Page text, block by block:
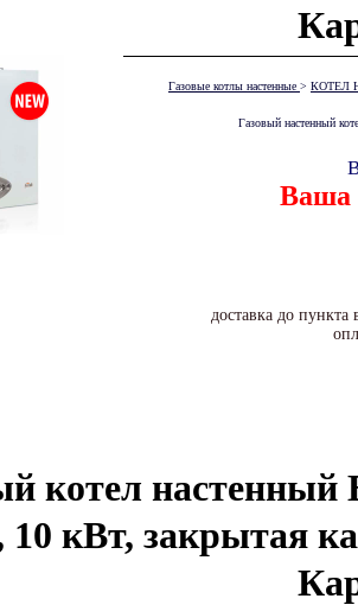
Газовые котлы настенные > КОТЕЛ
Газовый настенный
Ваша
доставка до
котел
10 кВт, закрытая